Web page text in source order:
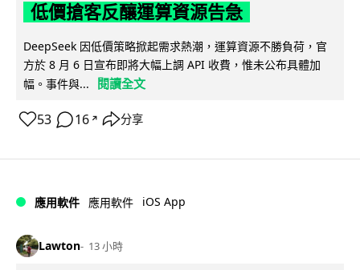
低價搶客反釀運算資源告急
DeepSeek 因低價策略掀起需求熱潮，運算資源不勝負荷，官
方於 8 月 6 日宣布即將大幅上調 API 收費，惟未公布具體加
幅。事件與...
閱讀全文
53 16 ↗ 分享
應用軟件 應用軟件 iOS App
Lawton 13 小時